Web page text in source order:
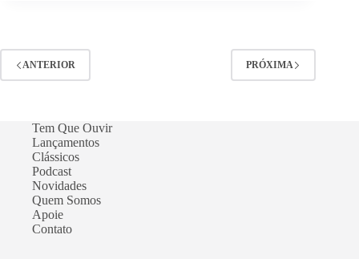
ANTERIOR PRÓXIMA
Tem Que Ouvir
Lançamentos
Clássicos
Podcast
Novidades
Quem Somos
Apoie
Contato